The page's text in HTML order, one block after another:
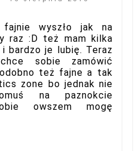
fajnie wyszło jak na
raz :D też mam kilka
bardzo je lubię. Teraz
sobie zamówić
też fajne a tak
zone bo jednak nie
na paznokcie
owszem mogę